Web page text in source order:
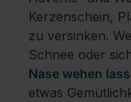
Kerzenschein,
zu versinken.
Schnee oder
Nase wehen
etwas